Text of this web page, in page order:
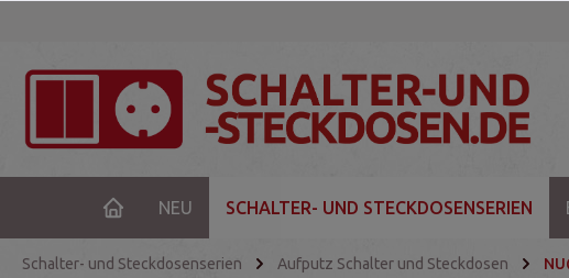
NEU SCHALTER- UND STECKDOSENSERIEN
Schalter- und Steckdosenserien Aufputz Schalter und Steckdosen